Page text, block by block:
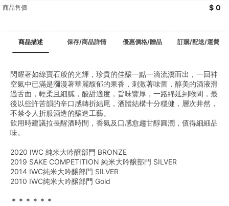
商品售價 0
商品描述 保存/商品詳情 優惠價格/贈品 訂購/配送/運費
閃耀著如綠寶石般的光輝，珍貴的佳釀一點一滴流瀉而出，一回神
空氣中已滿是瀰漫著華麗馥郁的果香，刺激著味蕾，醇美的酒液滑
過舌面，輕柔且細膩，酸甜適度，旨味豐厚，一路綿延到喉間，最
後以些許苦韻的辛口感轉折結尾，酒體結構十分穩健，層次井然，
不禁令人折服酒造的釀造工藝。
飲用時建議拉長醒酒時間，香氣及口感愈趨甘醇圓潤，值得細細品
味。
2020 IWC 純米大吟醸部門 BRONZE
2019 SAKE COMPETITION 純米大吟醸部門 SILVER
2014 IWC純米大吟醸部門 SILVER
2010 IWC純米大吟醸部門 Gold
﻿＊＊＊＊＊＊